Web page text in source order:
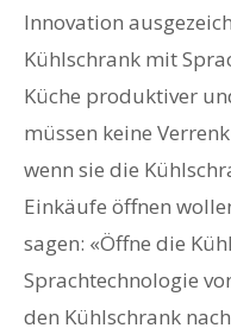
Innovation
Kühlschrank mit
Küche produktiver
müssen keine
wenn sie die
Einkäufe öffnen
sagen: «Öffne die
Sprachtechnologie
den Kühlschrank